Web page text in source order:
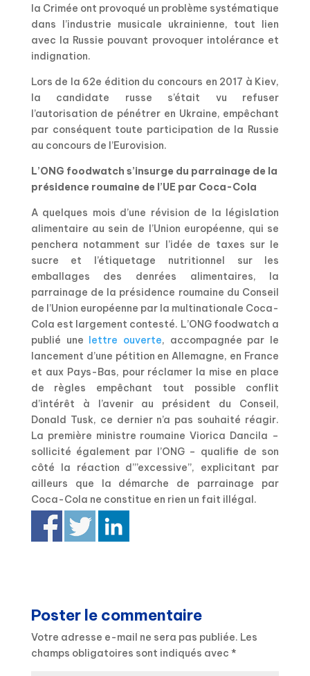
la Crimée ont provoqué un problème systématique
dans l’industrie musicale ukrainienne, tout lien
avec la Russie pouvant provoquer intolérance et
indignation.
Lors de la 62e édition du concours en 2017 à Kiev,
la candidate russe s’était vu refuser
l’autorisation de pénétrer en Ukraine, empêchant
par conséquent toute participation de la Russie
au concours de l’Eurovision.
L’ONG foodwatch s’insurge du parrainage de la
présidence roumaine de l’UE par Coca-Cola
A quelques mois d’une révision de la législation
alimentaire au sein de l’Union européenne, qui se
penchera notamment sur l’idée de taxes sur le
sucre et l’étiquetage nutritionnel sur les
emballages des denrées alimentaires, la
parrainage de la présidence roumaine du Conseil
de l’Union européenne par la multinationale Coca-
Cola est largement contesté. L’ONG foodwatch a
publié une lettre ouverte, accompagnée par le
lancement d’une pétition en Allemagne, en France
et aux Pays-Bas, pour réclamer la mise en place
de règles empêchant tout possible conflit
d’intérêt à l’avenir au président du Conseil,
Donald Tusk, ce dernier n’a pas souhaité réagir.
La première ministre roumaine Viorica Dancila –
sollicité également par l’ONG – qualifie de son
côté la réaction d”’excessive”, explicitant par
ailleurs que la démarche de parrainage par
Coca-Cola ne constitue en rien un fait illégal.
Poster le commentaire
Votre adresse e-mail ne sera pas publiée. Les
champs obligatoires sont indiqués avec *